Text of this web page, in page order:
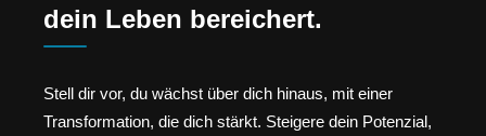
dein Leben bereichert.
Stell dir vor, du wächst über dich hinaus, mit einer
Transformation, die dich stärkt. Steigere dein Potenzial,